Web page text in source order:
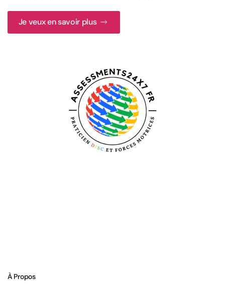
Je veux en savoir plus
À Propos